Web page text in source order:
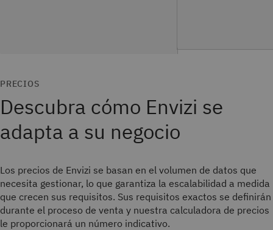
PRECIOS
Descubra cómo Envizi se
adapta a su negocio
Los precios de Envizi se basan en el volumen de datos que
necesita gestionar, lo que garantiza la escalabilidad a medida
que crecen sus requisitos. Sus requisitos exactos se definirán
durante el proceso de venta y nuestra calculadora de precios
le proporcionará un número indicativo.